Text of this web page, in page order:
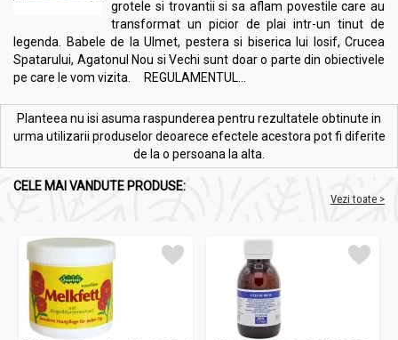
grotele si trovantii si sa aflam povestile care au
transformat un picior de plai intr-un tinut de
legenda. Babele de la Ulmet, pestera si biserica lui Iosif, Crucea
Spatarului, Agatonul Nou si Vechi sunt doar o parte din obiectivele
pe care le vom vizita. REGULAMENTUL...
Planteea nu isi asuma raspunderea pentru rezultatele obtinute in
urma utilizarii produselor deoarece efectele acestora pot fi diferite
de la o persoana la alta.
CELE MAI VANDUTE PRODUSE:
Vezi toate >